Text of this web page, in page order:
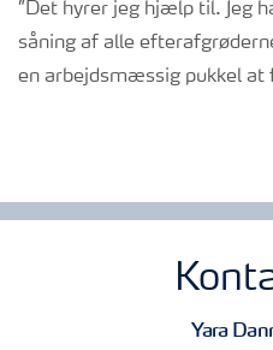
”Det hyrer jeg hjælp til. Jeg
såning af alle
en arbejdsmæssig pukkel at
Yara